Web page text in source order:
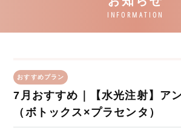
おすすめプラン
7月おすすめ｜【水光注射】ア
（ボトックス×プラセンタ）